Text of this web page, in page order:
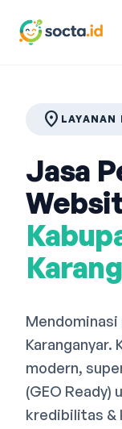
Bahasa Indonesia
location_on LAYANAN
Jasa
Karanganyar.
modern,
(GEO Ready)
kredibilitas &